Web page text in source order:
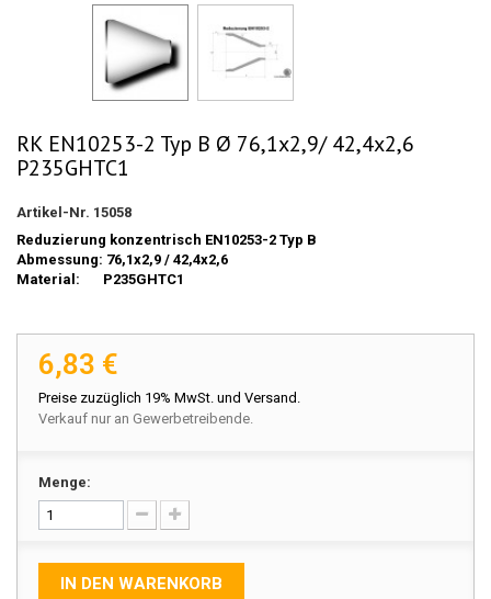
RK EN10253-2 Typ B Ø 76,1x2,9/ 42,4x2,6
P235GHTC1
Artikel-Nr. 15058
Reduzierung konzentrisch EN10253-2 Typ B
Abmessung: 76,1x2,9 / 42,4x2,6
Material: P235GHTC1
6,83 €
Preise zuzüglich 19% MwSt. und Versand.
Verkauf nur an Gewerbetreibende.
Menge:
IN DEN WARENKORB